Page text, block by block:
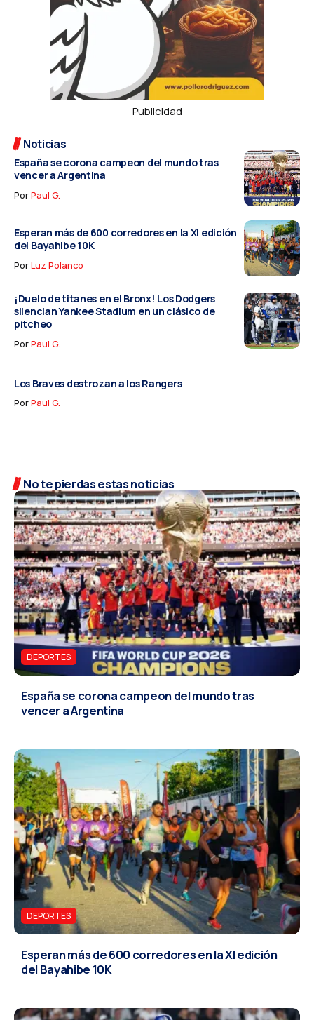
Publicidad
Noticias
España se corona campeon del mundo tras
vencer a Argentina
PorPaul G.
Esperan más de 600 corredores en la XI edición
del Bayahibe 10K
PorLuz Polanco
¡Duelo de titanes en el Bronx! Los Dodgers
silencian Yankee Stadium en un clásico de
pitcheo
PorPaul G.
Los Braves destrozan a los Rangers
PorPaul G.
No te pierdas estas noticias
DEPORTES
España se corona campeon del mundo tras
vencer a Argentina
DEPORTES
Esperan más de 600 corredores en la XI edición
del Bayahibe 10K